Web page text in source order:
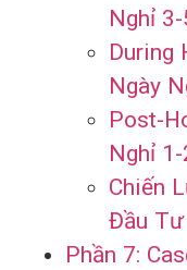
Nghỉ
During
Ngày
Post-
Nghỉ
Chiến
Đầu Tư
Phần 7: